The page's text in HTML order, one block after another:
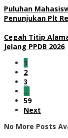
Puluhan
Penunjukan Plt
Cegah Titip
Jelang PPDB 2026
1
2
3
…
59
Next
No More Posts